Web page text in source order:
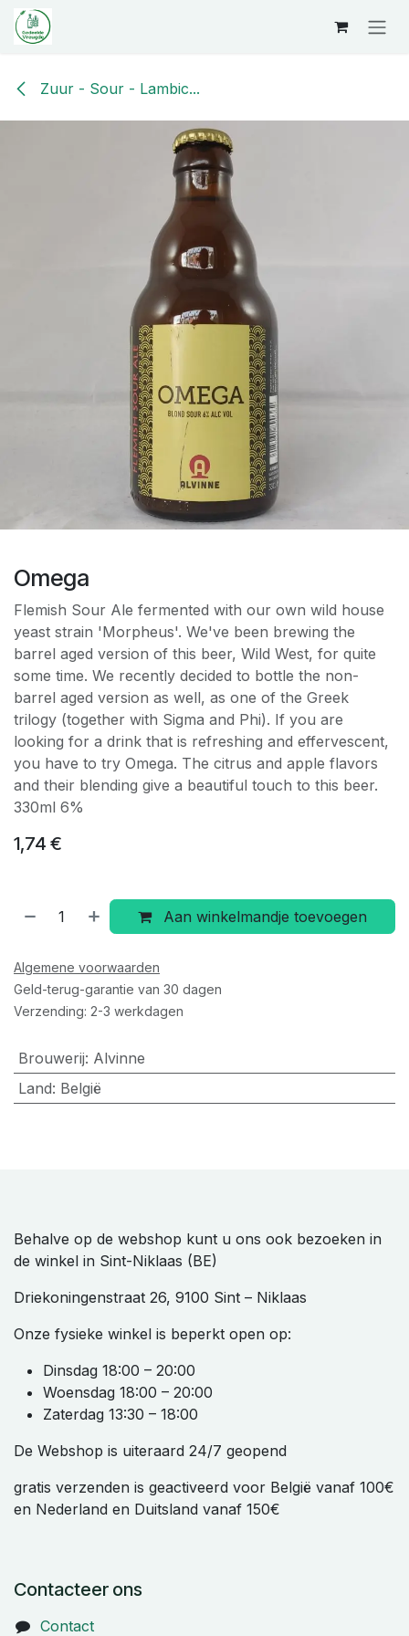
Overslaan naar inhoud
Zuur - Sour - Lambic...
Omega
Flemish Sour Ale fermented with our own wild house
yeast strain 'Morpheus'. We've been brewing the
barrel aged version of this beer, Wild West, for quite
some time. We recently decided to bottle the non-
barrel aged version as well, as one of the Greek
trilogy (together with Sigma and Phi). If you are
looking for a drink that is refreshing and effervescent,
you have to try Omega. The citrus and apple flavors
and their blending give a beautiful touch to this beer.
330ml 6%
1,74 €
Aan winkelmandje toevoegen
Algemene voorwaarden
Geld-terug-garantie van 30 dagen
Verzending: 2-3 werkdagen
Brouwerij: Alvinne
Land: België
Behalve op de webshop kunt u ons ook bezoeken in
de winkel in Sint-Niklaas (BE)
Driekoningenstraat 26, 9100 Sint – Niklaas
Onze fysieke winkel is beperkt open op:
Dinsdag 18:00 – 20:00
Woensdag 18:00 – 20:00
Zaterdag 13:30 – 18:00
De Webshop is uiteraard 24/7 geopend
gratis verzenden is geactiveerd voor België vanaf 100€
en Nederland en Duitsland vanaf 150€
Contacteer ons
Contact